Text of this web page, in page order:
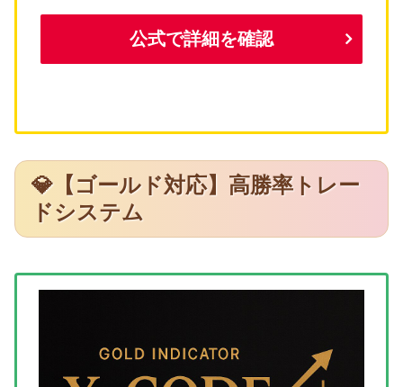
公式で詳細を確認
💎【ゴールド対応】高勝率トレー
ドシステム